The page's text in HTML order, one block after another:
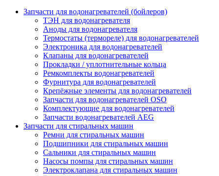
Запчасти для водонагревателей (бойлеров)
ТЭН для водонагревателя
Аноды для водонагревателя
Термостаты (термореле) для водонагревателей
Электроника для водонагревателей
Клапаны для водонагревателей
Прокладки / уплотнительные кольца
Ремкомплекты водонагревателей
Фурнитура для водонагревателей
Крепёжные элементы для водонагревателей
Запчасти для водонагревателей OSO
Комплектующие для водонагревателей
Запчасти водонагревателей AEG
Запчасти для стиральных машин
Ремни для стиральных машин
Подшипники для стиральных машин
Сальники для стиральных машин
Насосы помпы для стиральных машин
Электроклапана для стиральных машин